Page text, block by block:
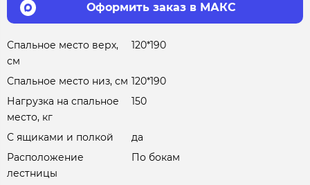
Оформить заказ в МАКС
Спальное место верх,
см
120*190
Спальное место низ, см 120*190
Нагрузка на спальное
место, кг
150
С ящиками и полкой
да
Расположение
лестницы
По бокам